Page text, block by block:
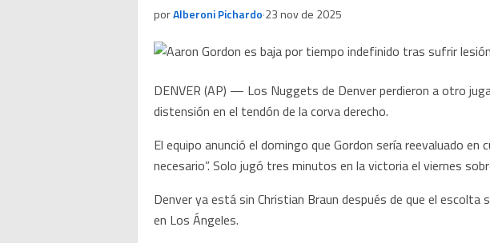
porAlberoni Pichardo·23 nov de 2025
DENVER (AP) — Los Nuggets de Denver perdieron a otro
distensión en el tendón de la corva derecho.
El equipo anunció el domingo que Gordon sería reevaluado
necesario”. Solo jugó tres minutos en la victoria el viernes
Denver ya está sin Christian Braun después de que el
en Los Ángeles.